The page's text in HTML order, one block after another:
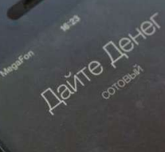
вузы в топе
и ВолгГМУ вошли
отрасли и
районе
моста через